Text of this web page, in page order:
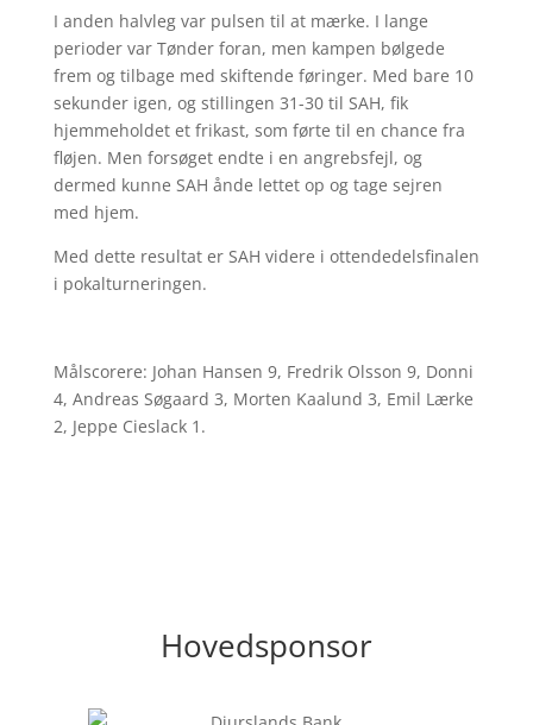
I anden halvleg var pulsen til at mærke. I lange
perioder var Tønder foran, men kampen bølgede
frem og tilbage med skiftende føringer. Med bare 10
sekunder igen, og stillingen 31-30 til SAH, fik
hjemmeholdet et frikast, som førte til en chance fra
fløjen. Men forsøget endte i en angrebsfejl, og
dermed kunne SAH ånde lettet op og tage sejren
med hjem.
Med dette resultat er SAH videre i ottendedelsfinalen
i pokalturneringen.
Målscorere: Johan Hansen 9, Fredrik Olsson 9, Donni
4, Andreas Søgaard 3, Morten Kaalund 3, Emil Lærke
2, Jeppe Cieslack 1.
Hovedsponsor